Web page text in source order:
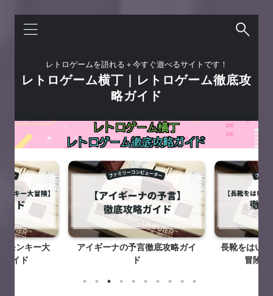
レトロゲームを語れる＋今すぐ遊べるサイトです！
レトロゲーム横丁｜レトロゲーム徹底攻
略ガイド
モンキー大
ガイド
アイギーナの予言徹底攻略ガイ
ド
長靴をはい
冒険徹